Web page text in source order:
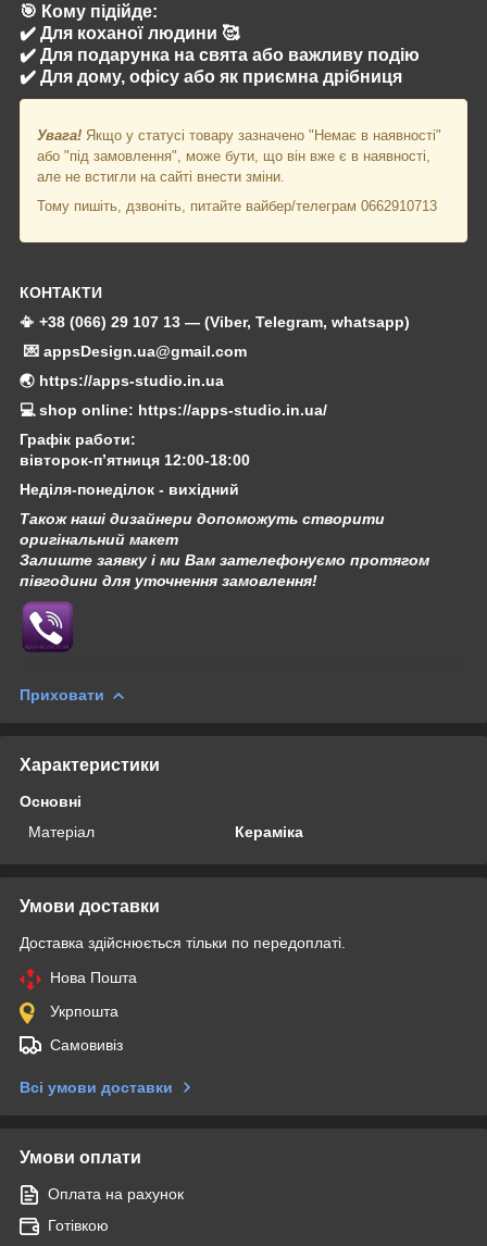
🎯 Кому підійде:
✔️ Для коханої людини 🥰
✔️ Для подарунка на свята або важливу подію
✔️ Для дому, офісу або як приємна дрібниця
Увага! Якщо у статусі товару зазначено "Немає в наявності"
або "під замовлення", може бути, що він вже є в наявності,
але не встигли на сайті внести зміни.
Тому пишіть, дзвоніть, питайте вайбер/телеграм 0662910713
КОНТАКТИ
📳 +38 (066) 29 107 13 — (Viber, Telegram, whatsapp)
💌 appsDesign.ua@gmail.com
🌏 https://apps-studio.in.ua
💻 shop online: https://apps-studio.in.ua/
Графік работи:
вівторок-п’ятниця 12:00-18:00
Неділя-понеділок - вихідний
Також наші дизайнери допоможуть створити
оригінальний макет
Залиште заявку і ми Вам зателефонуємо протягом
півгодини для уточнення замовлення!
Приховати
Характеристики
Основні
Матеріал
Кераміка
Умови доставки
Доставка здійснюється тільки по передоплаті.
Нова Пошта
Укрпошта
Самовивіз
Всі умови доставки
Умови оплати
Оплата на рахунок
Готівкою